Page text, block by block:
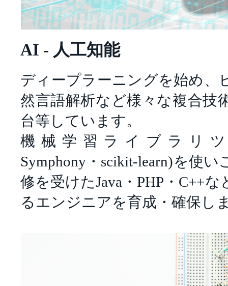
AI - 人工知能
ディープラーニングを始め、
然言語解析など様々な複合技
台等しています。
機械学習ライブラリツ
Symphony・scikit-learn)を使
修を受けたJava・PHP・C++
るエンジニアを育成・確保し